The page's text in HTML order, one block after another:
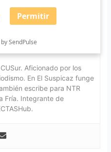
Permitir
SendPulse
Aficionado por los
En El Suspicaz funge
escribe para NTR
Fría. Integrante de